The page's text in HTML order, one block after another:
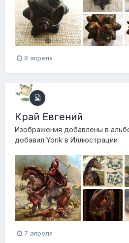
8 апреля
Край Евгений
Изображения добавлены в
добавил Yorik в Иллюстрации
7 апреля